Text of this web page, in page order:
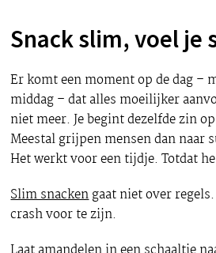
Snack slim, voel je
Er komt een moment op de dag –
middag – dat alles moeilijker
niet meer. Je begint dezelfde zin
Meestal grijpen mensen dan naar
Het werkt voor een tijdje. Totdat
Slim snackengaat niet over
crash voor te zijn.